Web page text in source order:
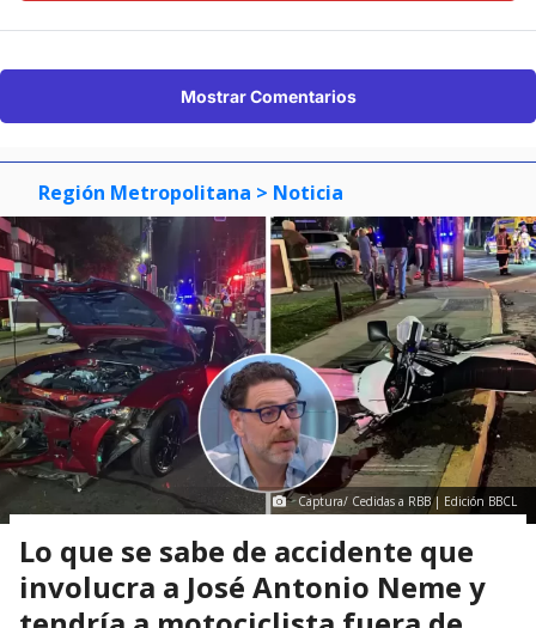
Mostrar Comentarios
Región Metropolitana > Noticia
Captura/ Cedidas a RBB | Edición BBCL
Lo que se sabe de accidente que
involucra a José Antonio Neme y